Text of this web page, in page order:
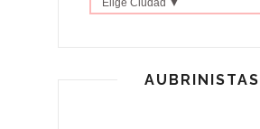
Elige Ciudad ▼
AUBRINISTAS